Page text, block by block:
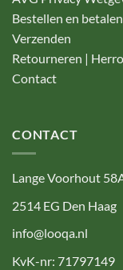
Bestellen en betalen
Verzenden
Retourneren |
Contact
CONTACT
Lange Voorhout
2514 EG Den Haag
info@looqa.nl
KvK-nr: 71797149